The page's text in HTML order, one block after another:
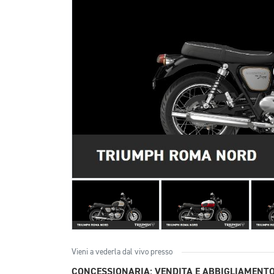
Vieni a vederla dal vivo presso
CONCESSIONARIA: VENDITA E